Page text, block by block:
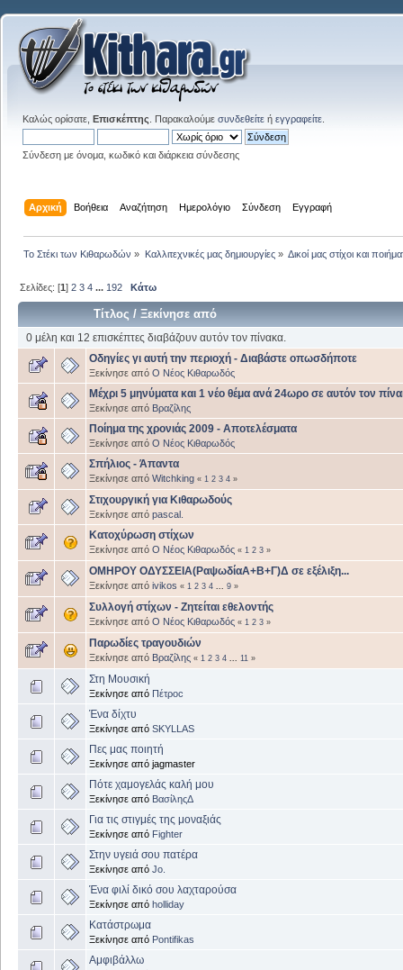
Καλώς ορίσατε, Επισκέπτης . Παρακαλούμε συνδεθείτε ή εγγραφείτε
Σύνδεση με όνομα, κωδικό και διάρκεια σύνδεσης
Αρχική Βοήθεια Αναζήτηση Ημερολόγιο Σύνδεση Εγγραφή
Το Στέκι των Κιθαρωδών » Καλλιτεχνικές μας δημιουργίες» Δικοί μας στίχοι και
Σελίδες: [1]2 3 4 ... 192 Κάτω
Τίτλος /Ξεκίνησε από
0 μέλη και 12 επισκέπτες διαβάζουν αυτόν τον πίνακα.
Οδηγίες γι αυτή την περιοχή - Διαβάστε οπωσδήποτε
Ξεκίνησε από Ο Νέος Κιθαρωδός
Μέχρι 5 μηνύματα και 1 νέο θέμα ανά 24ωρο σε αυτόν τον
Ξεκίνησε από Βραζίλης
Ποίημα της χρονιάς 2009 - Αποτελέσματα
Ξεκίνησε από Ο Νέος Κιθαρωδός
Σπήλιος - Άπαντα
Ξεκίνησε από Witchking « 1 2 3 4 »
Στιχουργική για Κιθαρωδούς
Ξεκίνησε από pascal.
Κατοχύρωση στίχων
Ξεκίνησε από Ο Νέος Κιθαρωδός « 1 2 3 »
ΟΜΗΡΟΥ ΟΔΥΣΣΕΙΑ(ΡαψωδίαΑ+Β+Γ)Δ σε εξέλιξη...
Ξεκίνησε από ivikos « 1 2 3 4 9 »
Συλλογή στίχων - Ζητείται εθελοντής
Ξεκίνησε από Ο Νέος Κιθαρωδός « 1 2 3 »
Παρωδίες τραγουδιών
Ξεκίνησε από Βραζίλης « 1 2 3 4 11 »
Στη Μουσική
Ξεκίνησε από Πέτροc
Ένα δίχτυ
Ξεκίνησε από SKYLLAS
Πες μας ποιητή
Ξεκίνησε από jagmaster
Πότε χαμογελάς καλή μου
Ξεκίνησε από ΒασίληςΔ
Για τις στιγμές της μοναξιάς
Ξεκίνησε από Fighter
Στην υγειά σου πατέρα
Ξεκίνησε από Jo.
Ένα φιλί δικό σου λαχταρούσα
Ξεκίνησε από holliday
Κατάστρωμα
Ξεκίνησε από Pontifikas
Αμφιβάλλω